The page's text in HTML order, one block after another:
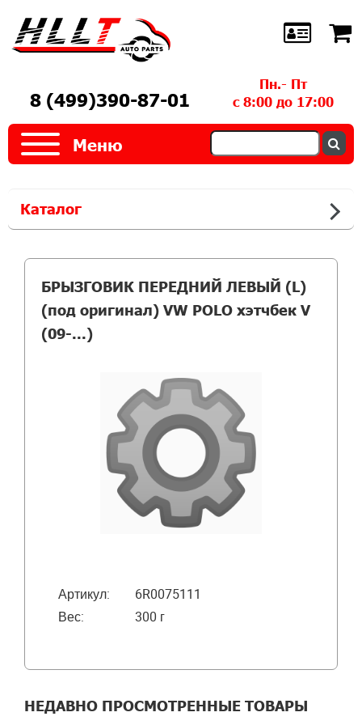
8 (499)390-87-01
Пн.- Пт
с 8:00 до 17:00
Меню
Каталог
БРЫЗГОВИК ПЕРЕДНИЙ ЛЕВЫЙ (L)
(под оригинал) VW POLO хэтчбек V
(09-...)
Артикул:
6R0075111
Вес:
300 г
НЕДАВНО ПРОСМОТРЕННЫЕ ТОВАРЫ